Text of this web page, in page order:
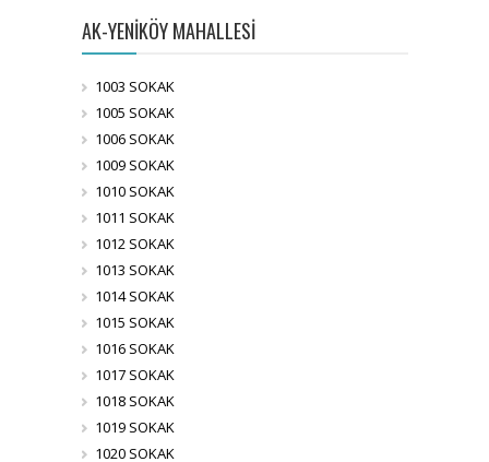
AK-YENİKÖY MAHALLESİ
1003 SOKAK
1005 SOKAK
1006 SOKAK
1009 SOKAK
1010 SOKAK
1011 SOKAK
1012 SOKAK
1013 SOKAK
1014 SOKAK
1015 SOKAK
1016 SOKAK
1017 SOKAK
1018 SOKAK
1019 SOKAK
1020 SOKAK